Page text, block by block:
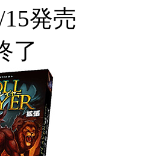
15発売
了